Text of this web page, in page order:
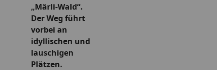
Informieren
Informationen für Ihren Aufenthalt
Planung
Alle Themen
Anreise & Mobilität
Barrierefreiheit
„Märli-Wald“.
Der Weg führt
vorbei an
idyllischen und
lauschigen
Plätzen.